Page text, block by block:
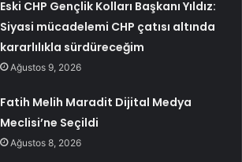
Eski CHP Gençlik Kolları Başkanı Yıldız:
Siyasi mücadelemi CHP çatısı altında
kararlılıkla sürdüreceğim
Ağustos 9, 2026
Fatih Melih Maradit Dijital Medya
Meclisi’ne Seçildi
Ağustos 8, 2026